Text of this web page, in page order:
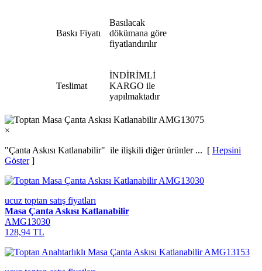
Baskı Fiyatı
Basılacak
dökümana göre
fiyatlandırılır
Teslimat
İNDİRİMLİ
KARGO ile
yapılmaktadır
×
"Çanta Askısı Katlanabilir" ile ilişkili diğer ürünler ... [ Hepsini
Göster]
ucuz toptan satış fiyatları
Masa Çanta Askısı Katlanabilir
AMG13030
128,94 TL